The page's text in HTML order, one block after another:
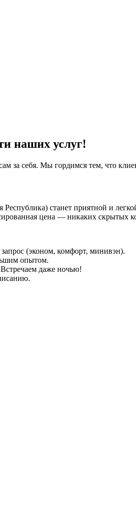
наших услуг!
сам за себя. Мы гордимся тем, что
Республика) станет приятной и
цена — никаких скрытых
(эконом, комфорт, минивэн).
опытом.
даже ночью!